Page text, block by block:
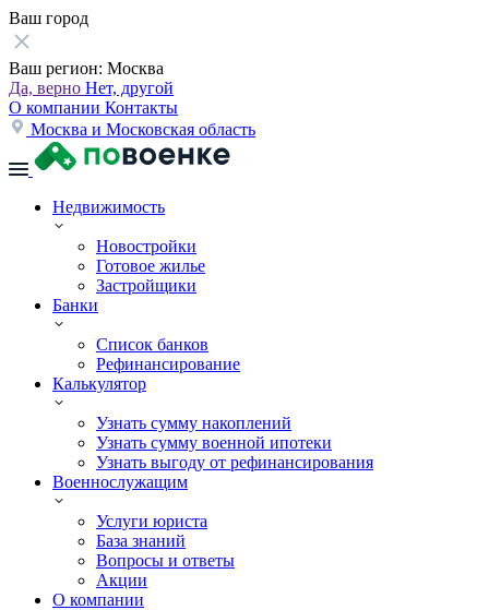
Ваш город
Ваш регион: Москва
Да, верно Нет, другой
О компании Контакты
Москва и Московская область
Недвижимость
Новостройки
Готовое жилье
Застройщики
Банки
Список банков
Рефинансирование
Калькулятор
Узнать сумму накоплений
Узнать сумму военной ипотеки
Узнать выгоду от рефинансирования
Военнослужащим
Услуги юриста
База знаний
Вопросы и ответы
Акции
О компании